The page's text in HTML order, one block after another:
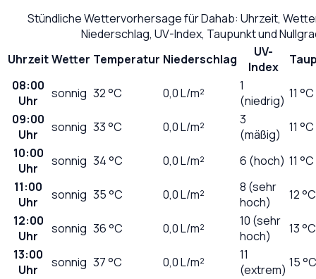
Stündliche Wettervorhersage fürDahab: Uhrzeit,
Niederschlag, UV-Index, Taupunkt und
UhrzeitWetter Temperatur Niederschlag
UV-
Index
08:00
Uhr
sonnig 32°C 0,0L/m²
1
(niedrig) 11 °C
09:00
Uhr
sonnig 33°C 0,0L/m²
3
(mäßig)
11 °C
10:00
Uhr
sonnig 34°C 0,0L/m² 6 (hoch) 11 °C
11:00
Uhr
sonnig 35°C 0,0L/m²
8 (sehr
hoch)
12 °C
12:00
Uhr
sonnig 36°C 0,0L/m²
10 (sehr
hoch)
13 °C
13:00
Uhr
sonnig 37°C 0,0L/m²
11
(extrem) 15 °C